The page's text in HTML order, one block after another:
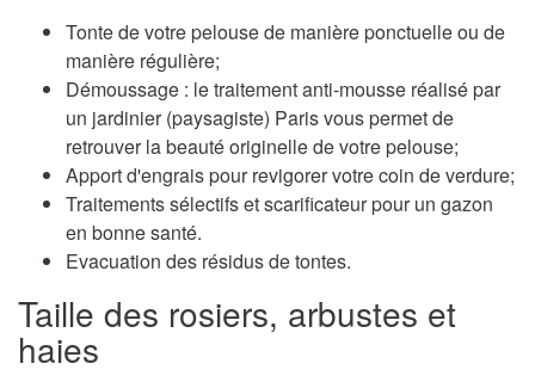
Tonte de votre pelouse de manière ponctuelle ou de
manière régulière;
Démoussage : le traitement anti-mousse réalisé par
un jardinier (paysagiste) Paris vous permet de
retrouver la beauté originelle de votre pelouse;
Apport d'engrais pour revigorer votre coin de verdure;
Traitements sélectifs et scarificateur pour un gazon
en bonne santé.
Evacuation des résidus de tontes.
Taille des rosiers, arbustes et
haies